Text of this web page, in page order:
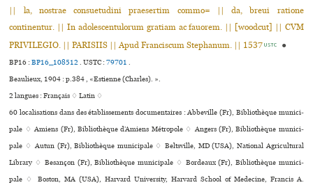
|| la, nostrae consuetudini praesertim commo= || da, breui ratione
continentur. || In adolescentulorum gratiam ac fauorem. || [woodcut] || CVM
PRIVILEGIO. || PARISIIS || Apud Franciscum Stephanum. || 1537 USTC ●
BP16 :BP16_108512.USTC :79701.
Beaulieux, 1904 : p.384 , «Estienne (Charles). ».
2 langues :Français ♢Latin ♢
60 localisations dans des établissements documentaires : Abbeville (Fr), Bibliothèque muni­ci­
pale ♢ Amiens (Fr), Bibliothèque d’Amiens Métropole ♢ Angers (Fr), Bibliothèque muni­ci­
pale ♢ Autun (Fr), Bibliothèque muni­ci­pale ♢ Beltsville, MD (USA), National Agricultural
Library ♢ Besançon (Fr), Bibliothèque muni­ci­pale ♢ Bordeaux (Fr), Bibliothèque muni­ci­
pale ♢ Boston, MA (USA), Harvard University, Harvard School of Medecine, Francis A.